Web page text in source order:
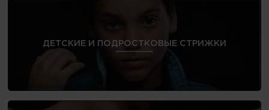
ДЕТСКИЕ И ПОДРОСТКОВЫЕ СТРИЖКИ